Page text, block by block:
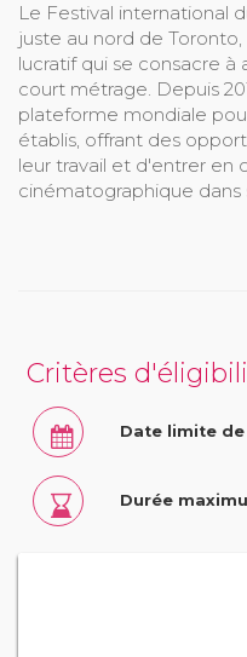
Le Festival international
juste au nord de
lucratif qui se consacre à
court métrage. Depuis
plateforme mondiale
établis, offrant des
leur travail et d'entrer en
cinématographique dans
Critères
Date limite
Durée